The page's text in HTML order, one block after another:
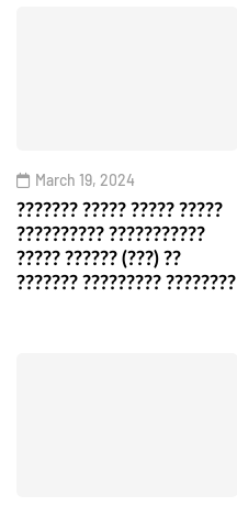
March 19, 2024
??????? ????? ????? ?????
?????????? ???????????
????? ?????? (???) ??
??????? ????????? ????????